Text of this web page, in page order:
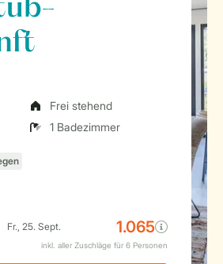
Frei stehend
1 Badezimmer